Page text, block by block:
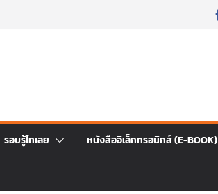
รอบรู้ไทเลย หนังสืออิเล็กทรอนิกส์ (E-BOOK)